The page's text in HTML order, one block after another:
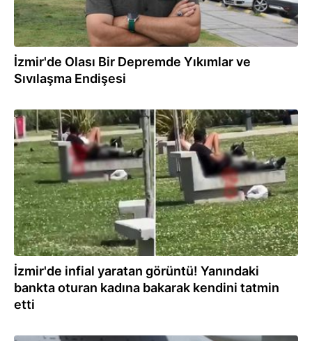
İzmir'de Olası Bir Depremde Yıkımlar ve
Sıvılaşma Endişesi
18.06.2024
İzmir'de infial yaratan görüntü! Yanındaki
bankta oturan kadına bakarak kendini tatmin
etti